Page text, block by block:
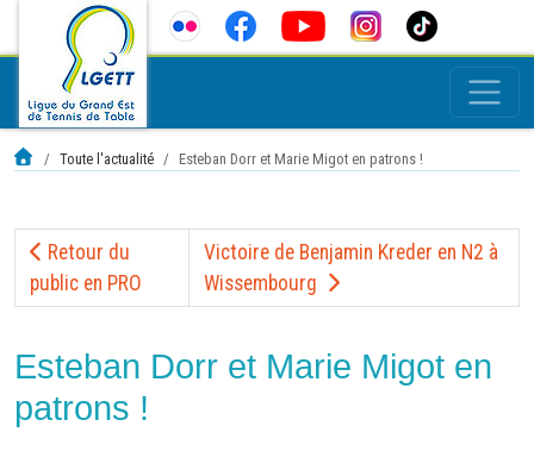
Toute l'actualité Esteban Dorr et Marie Migot en patrons !
Retour du
public en PRO
Victoire de Benjamin Kreder en N2 à
Wissembourg
Esteban Dorr et Marie Migot en
patrons !